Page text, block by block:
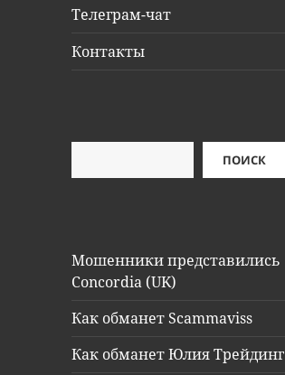
Телеграм-чат
Контакты
ПОИСК
Мошенники представились
Concordia (UK)
Как обманет Scammaviss
Как обманет Юлия Трейдинг